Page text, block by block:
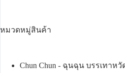
หมวดหมู่สินค้า
Chun Chun - ฉุนฉุน บรรเทาห